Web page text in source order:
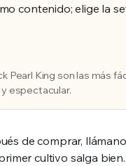
contenido; elige la
Pearl King son las más
espectacular.
de comprar,
cultivo salga bien.